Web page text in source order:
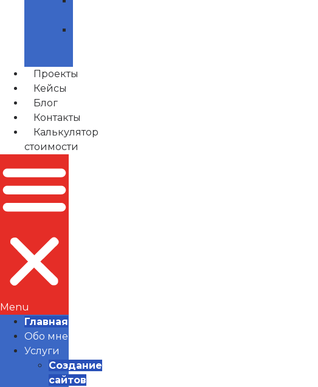
Проекты
Кейсы
Блог
Контакты
Калькулятор
стоимости
Menu
Главная
Обо мне
Услуги
Создание
сайтов